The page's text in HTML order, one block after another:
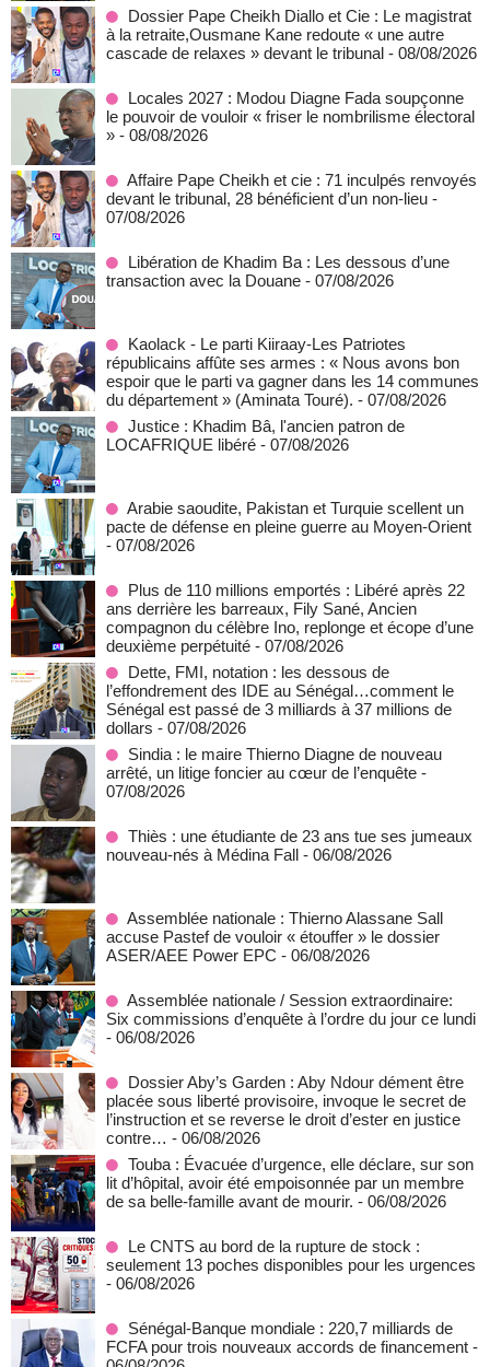
Dossier Pape Cheikh Diallo et Cie : Le magistrat
à la retraite,Ousmane Kane redoute « une autre
cascade de relaxes » devant le tribunal - 08/08/2026
Locales 2027 : Modou Diagne Fada soupçonne
le pouvoir de vouloir « friser le nombrilisme électoral
» - 08/08/2026
Affaire Pape Cheikh et cie : 71 inculpés renvoyés
devant le tribunal, 28 bénéficient d’un non-lieu -
07/08/2026
Libération de Khadim Ba : Les dessous d’une
transaction avec la Douane - 07/08/2026
Kaolack - Le parti Kiiraay-Les Patriotes
républicains affûte ses armes : « Nous avons bon
espoir que le parti va gagner dans les 14 communes
du département » (Aminata Touré). - 07/08/2026
Justice : Khadim Bâ, l'ancien patron de
LOCAFRIQUE libéré - 07/08/2026
Arabie saoudite, Pakistan et Turquie scellent un
pacte de défense en pleine guerre au Moyen-Orient
- 07/08/2026
Plus de 110 millions emportés : Libéré après 22
ans derrière les barreaux, Fily Sané, Ancien
compagnon du célèbre Ino, replonge et écope d’une
deuxième perpétuité - 07/08/2026
Dette, FMI, notation : les dessous de
l’effondrement des IDE au Sénégal…comment le
Sénégal est passé de 3 milliards à 37 millions de
dollars - 07/08/2026
Sindia : le maire Thierno Diagne de nouveau
arrêté, un litige foncier au cœur de l’enquête -
07/08/2026
Thiès : une étudiante de 23 ans tue ses jumeaux
nouveau-nés à Médina Fall - 06/08/2026
Assemblée nationale : Thierno Alassane Sall
accuse Pastef de vouloir « étouffer » le dossier
ASER/AEE Power EPC - 06/08/2026
Assemblée nationale / Session extraordinaire:
Six commissions d’enquête à l’ordre du jour ce lundi
- 06/08/2026
Dossier Aby’s Garden : Aby Ndour dément être
placée sous liberté provisoire, invoque le secret de
l’instruction et se reverse le droit d’ester en justice
contre… - 06/08/2026
Touba : Évacuée d’urgence, elle déclare, sur son
lit d’hôpital, avoir été empoisonnée par un membre
de sa belle-famille avant de mourir. - 06/08/2026
Le CNTS au bord de la rupture de stock :
seulement 13 poches disponibles pour les urgences
- 06/08/2026
Sénégal-Banque mondiale : 220,7 milliards de
FCFA pour trois nouveaux accords de financement -